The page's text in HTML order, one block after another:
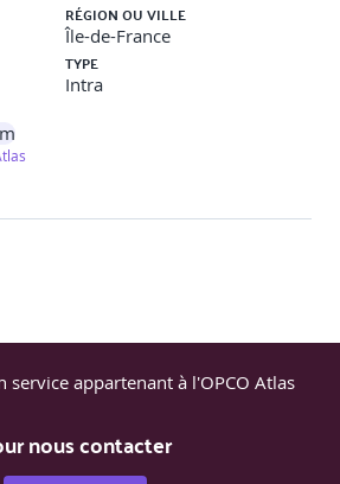
RÉGION OU VILLE
Île-de-France
TYPE
Intra
service appartenant à l'OPCO Atlas
nous contacter